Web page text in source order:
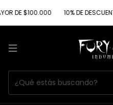
$100.000 10% DE DESCUENTO